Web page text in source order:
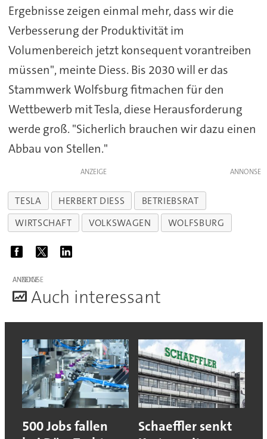
Ergebnisse zeigen einmal mehr, dass wir die
Verbesserung der Produktivität im
Volumenbereich jetzt konsequent vorantreiben
müssen", meinte Diess. Bis 2030 will er das
Stammwerk Wolfsburg fitmachen für den
Wettbewerb mit Tesla, diese Herausforderung
werde groß. "Sicherlich brauchen wir dazu einen
Abbau von Stellen."
ANZEIGE
TESLA HERBERT DIESS
BETRIEBSRAT
WIRTSCHAFT
VOLKSWAGEN WOLFSBURG
ANZEIGE
Auch interessant
500 Jobs fallen
Schaeffler senkt